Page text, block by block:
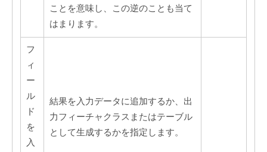
ことを意味し、この逆のことも当て
はまります。
フ
ィ
ー
ル
ド
を
入
結果を入力データに追加するか、出
力フィーチャクラスまたはテーブル
として生成するかを指定します。